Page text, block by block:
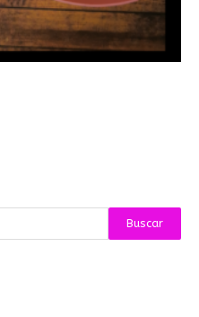
Buscar